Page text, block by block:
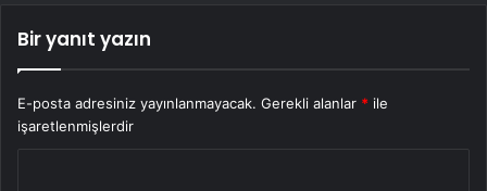
Bir yanıt yazın
E-posta adresiniz yayınlanmayacak. Gerekli alanlar * ile
işaretlenmişlerdir